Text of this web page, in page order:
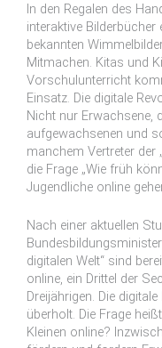
In den Regalen des
interaktive
bekannten
Mitmachen. Kitas und
Vorschulunterricht
Einsatz. Die digitale
Nicht nur Erwachsene,
aufgewachsenen und
manchem Vertreter der
die Frage „Wie früh
Jugendliche online
Nach einer aktuellen
digitalen Welt“ sind
online, ein Drittel der
Dreijährigen. Die
überholt. Die Frage
Kleinen online?